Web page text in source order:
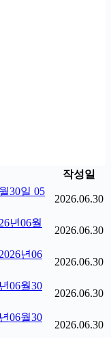
작성일
30일 05
2026.06.30
년06월
2026.06.30
년06
2026.06.30
06월30
2026.06.30
06월30
2026.06.30